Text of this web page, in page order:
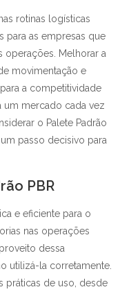
rotinas logísticas
para as empresas que
operações. Melhorar a
movimentação e
a competitividade
um mercado cada vez
o Palete Padrão
passo decisivo para
PBR
e eficiente para o
nas operações
dessa
utilizá-la corretamente.
práticas de uso, desde